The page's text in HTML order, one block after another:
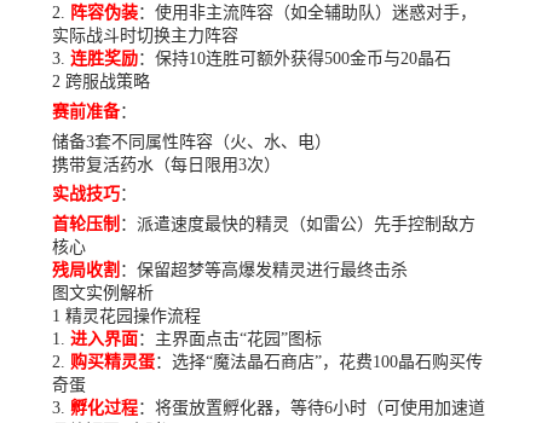
阵容伪装：使用非主流阵容（如全辅助队）迷惑对手，
实际战斗时切换主力阵容
连胜奖励：保持10连胜可额外获得500金币与20晶石
2 跨服战策略
赛前准备：
储备3套不同属性阵容（火、水、电）
携带复活药水（每日限用3次）
实战技巧：
首轮压制 ：派遣速度最快的精灵（如雷公）先手控制敌方
核心
残局收割 ：保留超梦等高爆发精灵进行最终击杀
图文实例解析
1 精灵花园操作流程
进入界面：主界面点击“花园”图标
购买精灵蛋：选择“魔法晶石商店”，花费100晶石购买传
奇蛋
孵化过程：将蛋放置孵化器，等待6小时（可使用加速道